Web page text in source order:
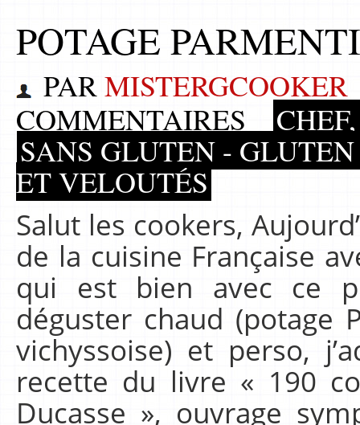
POTAGE
PARMISTERGCOOKER
COMMENTAIRES
SANS GLUTEN -
ET VELOUTÉS
Salut les cookers,
de la cuisine Française
qui est bien avec ce
déguster chaud (potage
vichyssoise) et perso,
recette du livre « 190
Ducasse », ouvrage